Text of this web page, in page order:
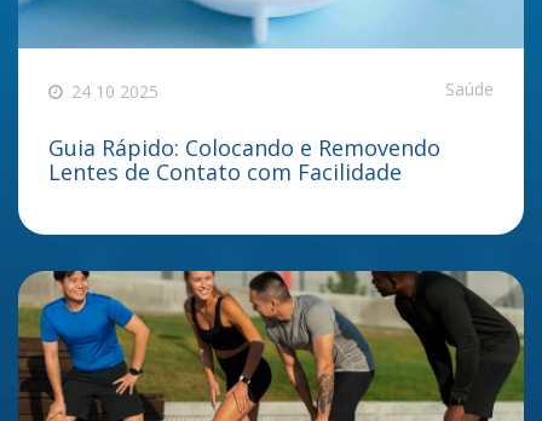
24 10 2025 Saúde
Guia Rápido: Colocando e Removendo
Lentes de Contato com Facilidade